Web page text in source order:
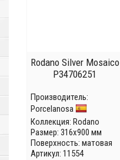
Rodano Silver Mosaico
P34706251
Производитель:
Porcelanosa
Коллекция: Rodano
Размер: 316x900 мм
Поверхность: матовая
Артикул: 11554